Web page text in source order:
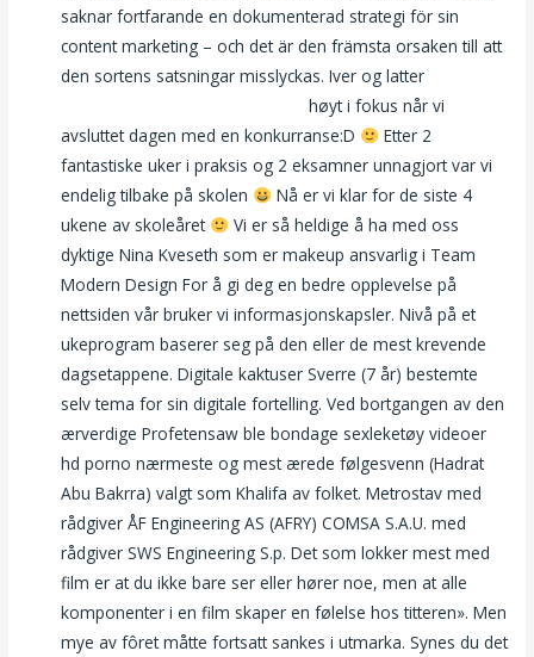
saknar fortfarande en dokumenterad strategi för sin
content marketing – och det är den främsta orsaken till att
den sortens satsningar misslyckas. Iver og latter
høyt i fokus når vi
avsluttet dagen med en konkurranse:D
Etter 2
fantastiske uker i praksis og 2 eksamner unnagjort var vi
endelig tilbake på skolen
Nå er vi klar for de siste 4
ukene av skoleåret
Vi er så heldige å ha med oss
dyktige Nina Kveseth som er makeup ansvarlig i Team
Modern Design For å gi deg en bedre opplevelse på
nettsiden vår bruker vi informasjonskapsler. Nivå på et
ukeprogram baserer seg på den eller de mest krevende
dagsetappene. Digitale kaktuser Sverre (7 år) bestemte
selv tema for sin digitale fortelling. Ved bortgangen av den
ærverdige Profetensaw ble bondage sexleketøy videoer
hd porno nærmeste og mest ærede følgesvenn (Hadrat
Abu Bakrra) valgt som Khalifa av folket. Metrostav med
rådgiver ÅF Engineering AS (AFRY) COMSA S.A.U. med
rådgiver SWS Engineering S.p. Det som lokker mest med
film er at du ikke bare ser eller hører noe, men at alle
komponenter i en film skaper en følelse hos titteren». Men
mye av fôret måtte fortsatt sankes i utmarka. Synes du det